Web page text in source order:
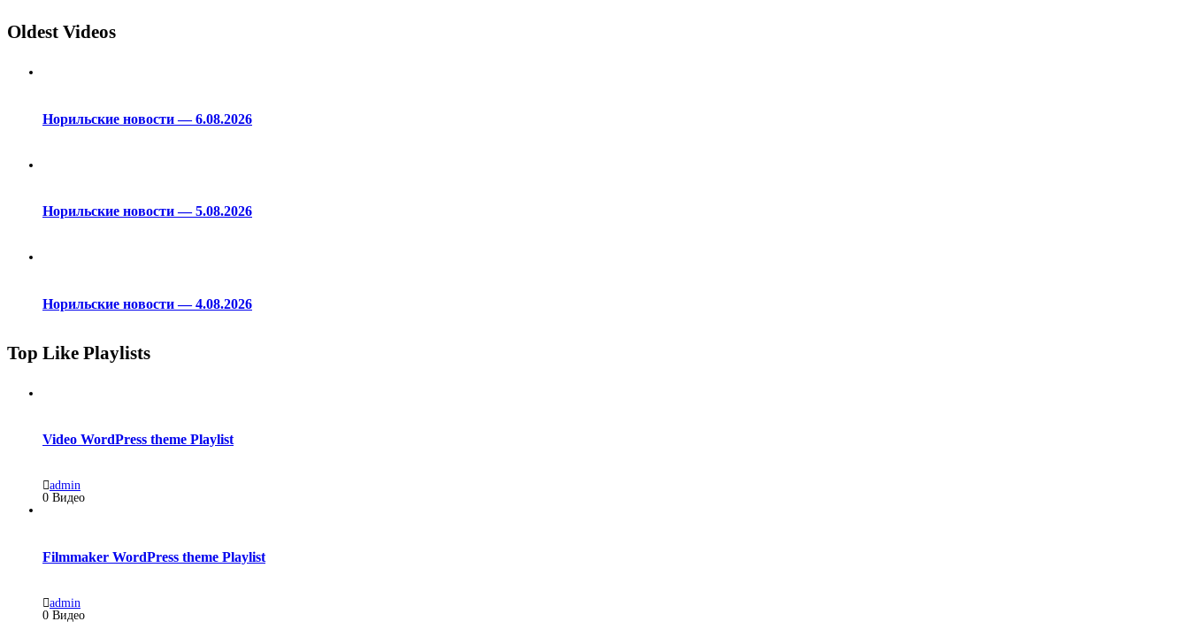
Oldest Videos
Норильские новости — 6.08.2026
Норильские новости — 5.08.2026
Норильские новости — 4.08.2026
Top Like Playlists
Video WordPress theme Playlist
admin
0 Видео
Filmmaker WordPress theme Playlist
admin
0 Видео